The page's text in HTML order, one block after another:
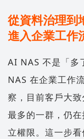
從資料治理到
進入企業工作
AI NAS 不是「多
NAS 在企業工作
察，目前客戶大
最多的一群，仍
立權限。這一步